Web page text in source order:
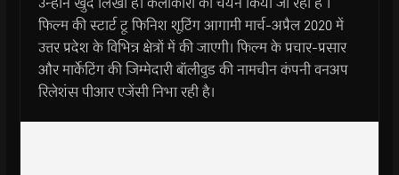
फिल्म की स्टार्ट टू फिनिश शूटिंग आगामी मार्च-अप्रैल 2020 में
उत्तर प्रदेश के विभिन्न क्षेत्रों में की जाएगी। फिल्म के प्रचार-प्रसार
और मार्केटिंग की जिम्मेदारी बॉलीवुड की नामचीन कंपनी वनअप
रिलेशंस पीआर एजेंसी निभा रही है।